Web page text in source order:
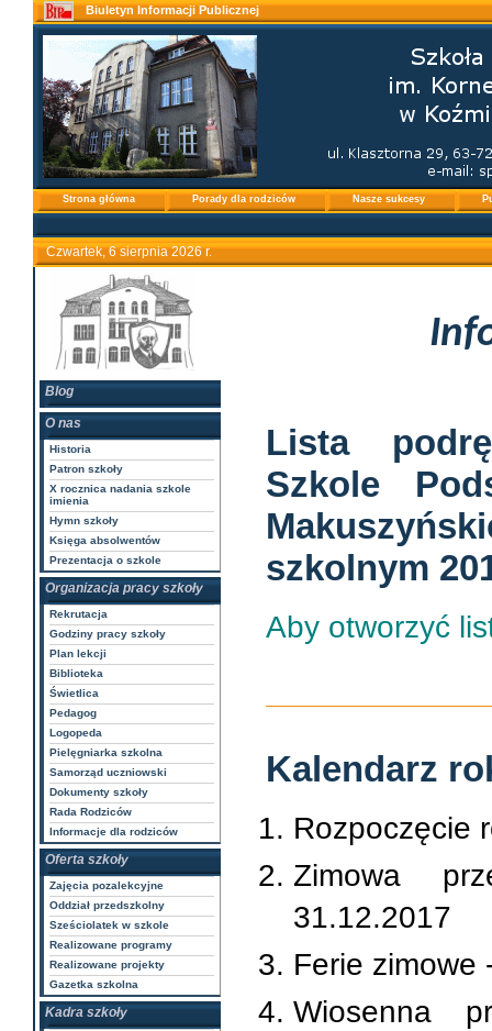
Biuletyn Informacji Publicznej
Strona główna Porady dla rodziców Nasze sukcesy
Czwartek, 6 sierpnia 2026 r.
Blog
O nas
Historia
Patron szkoły
X rocznica nadania szkole
imienia
Hymn szkoły
Księga absolwentów
Prezentacja o szkole
Organizacja pracy szkoły
Rekrutacja
Godziny pracy szkoły
Plan lekcji
Biblioteka
Świetlica
Pedagog
Logopeda
Pielęgniarka szkolna
Samorząd uczniowski
Dokumenty szkoły
Rada Rodziców
Informacje dla rodziców
Oferta szkoły
Zajęcia pozalekcyjne
Oddział przedszkolny
Sześciolatek w szkole
Realizowane programy
Realizowane projekty
Gazetka szkolna
Kadra szkoły
Lista
Szkole
szkolnym
Aby otworzyć
Kalendarz
Rozpoczęcie
Zimowa
31.12.2017
Ferie zimowe
Wiosenna